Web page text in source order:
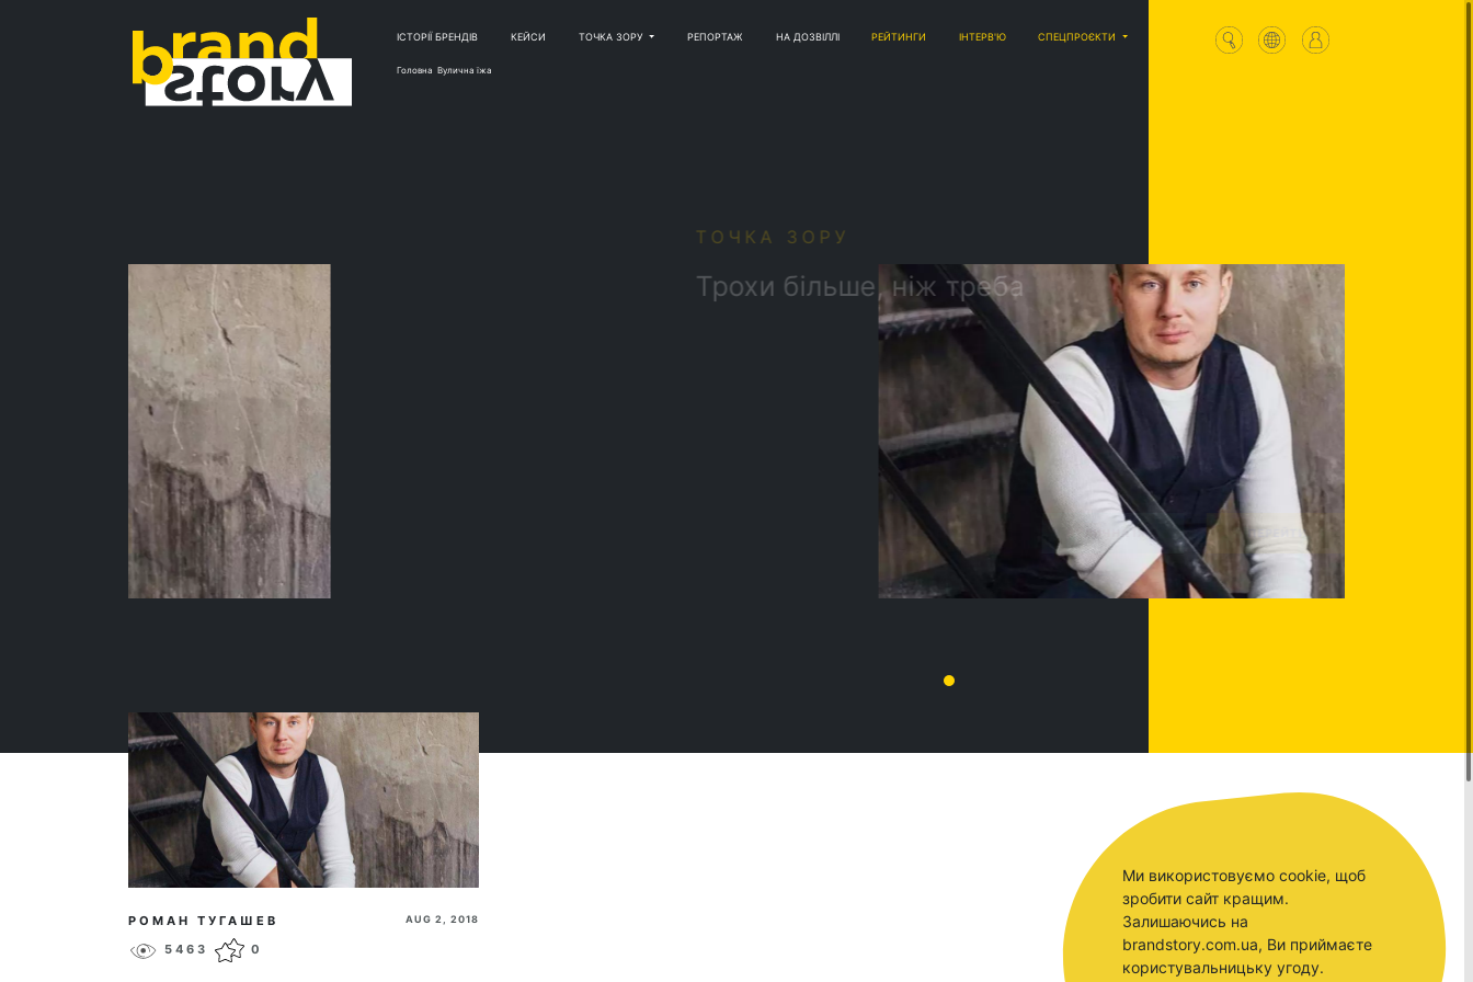
ІСТОРІЇ БРЕНДІВ КЕЙСИ ТОЧКА ЗОРУ РЕПОРТАЖ НА ДОЗВІЛЛІ РЕЙТИНГИ ІНТЕРВ'Ю СПЕЦПРОЄКТИ
Головна Вулична їжа
Трохи більше, ніж треба
РОМАН ТУГАШЕВ AUG 2, 2018
5463 0
Ми використовуємо cookie, щоб
зробити сайт кращим.
Залишаючись на
brandstory.com.ua, Ви приймаєте
користувальницьку угоду.